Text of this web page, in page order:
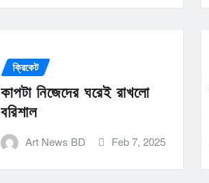
ক্রিকেট
কাপটা নিজেদের ঘরেই রাখলো
বরিশাল
Art News BD Feb 7, 2025